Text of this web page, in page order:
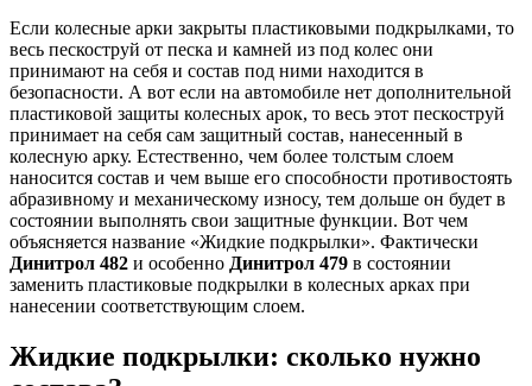
Если колесные арки закрыты пластиковыми подкрылками, то
весь пескоструй от песка и камней из под колес они
принимают на себя и состав под ними находится в
безопасности. А вот если на автомобиле нет дополнительной
пластиковой защиты колесных арок, то весь этот пескоструй
принимает на себя сам защитный состав, нанесенный в
колесную арку. Естественно, чем более толстым слоем
наносится состав и чем выше его способности противостоять
абразивному и механическому износу, тем дольше он будет в
состоянии выполнять свои защитные функции. Вот чем
объясняется название «Жидкие подкрылки». Фактически
Динитрол 482 и особенно Динитрол 479 в состоянии
заменить пластиковые подкрылки в колесных арках при
нанесении соответствующим слоем.
Жидкие подкрылки: сколько нужно